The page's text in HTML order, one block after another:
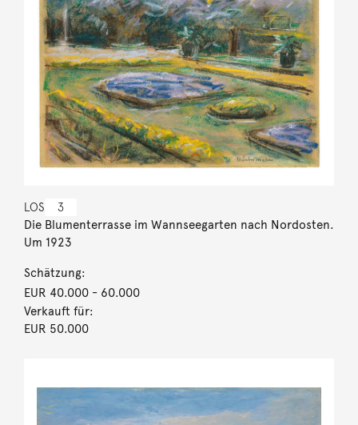
LOS 3
Die Blumenterrasse im Wannseegarten nach Nordosten.
Um 1923
Schätzung:
EUR 40.000- 60.000
Verkauft für:
EUR 50.000